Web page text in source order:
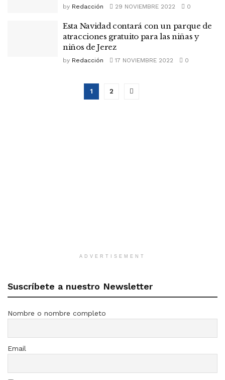
by Redacción 29 NOVIEMBRE 2022 0
Esta Navidad contará con un parque de
atracciones gratuito para las niñas y
niños de Jerez
by Redacción 17 NOVIEMBRE 2022 0
1 2
ADVERTISEMENT
Suscríbete a nuestro Newsletter
Nombre o nombre completo
Email